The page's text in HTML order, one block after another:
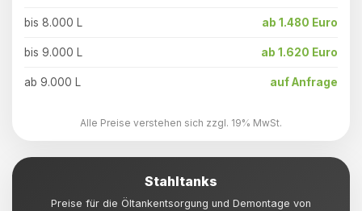
bis 8.000 L ab 1.480 Euro
bis 9.000 L ab 1.620 Euro
ab 9.000 L auf Anfrage
Alle Preise verstehen sich zzgl. 19% MwSt.
Stahltanks
Preise für die Öltankentsorgung und Demontage von